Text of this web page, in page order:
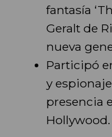
fantasía
Geralt de
nueva
Participó
y
presencia
Hollywood.